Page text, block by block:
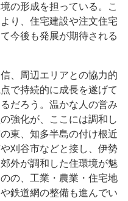
の形成を担っている。こ
り、住宅建設や注文住宅
今後も発展が期待される
、周辺エリアとの協力的
で持続的に成長を遂げて
だろう。温かな人の営み
強化が、ここには調和し
東、知多半島の付け根近
刈谷市などと接し、伊勢
外が調和した住環境が魅
の、工業・農業・住宅地
鉄道網の整備も進んでい